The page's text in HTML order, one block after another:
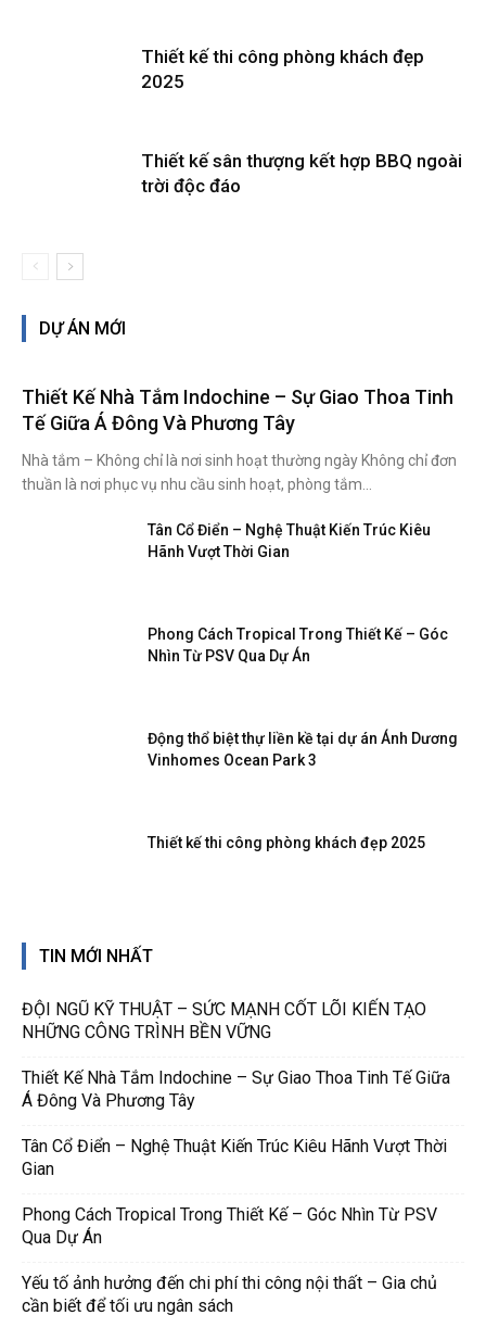
Thiết kế thi công phòng khách đẹp
2025
Thiết kế sân thượng kết hợp BBQ ngoài
trời độc đáo
DỰ ÁN MỚI
Thiết Kế Nhà Tắm Indochine – Sự Giao Thoa Tinh
Tế Giữa Á Đông Và Phương Tây
Nhà tắm – Không chỉ là nơi sinh hoạt thường ngày Không chỉ đơn
thuần là nơi phục vụ nhu cầu sinh hoạt, phòng tắm...
Tân Cổ Điển – Nghệ Thuật Kiến Trúc Kiêu
Hãnh Vượt Thời Gian
Phong Cách Tropical Trong Thiết Kế – Góc
Nhìn Từ PSV Qua Dự Án
Động thổ biệt thự liền kề tại dự án Ánh Dương
Vinhomes Ocean Park 3
Thiết kế thi công phòng khách đẹp 2025
TIN MỚI NHẤT
ĐỘI NGŨ KỸ THUẬT – SỨC MẠNH CỐT LÕI KIẾN TẠO
NHỮNG CÔNG TRÌNH BỀN VỮNG
Thiết Kế Nhà Tắm Indochine – Sự Giao Thoa Tinh Tế Giữa
Á Đông Và Phương Tây
Tân Cổ Điển – Nghệ Thuật Kiến Trúc Kiêu Hãnh Vượt Thời
Gian
Phong Cách Tropical Trong Thiết Kế – Góc Nhìn Từ PSV
Qua Dự Án
Yếu tố ảnh hưởng đến chi phí thi công nội thất – Gia chủ
cần biết để tối ưu ngân sách